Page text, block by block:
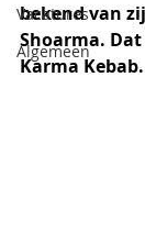
Vacatures
Algemeen
bekend van
Shoarma.
Karma Kebab.